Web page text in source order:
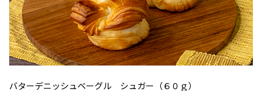
バターデニッシュベーグル シュガー（６０ｇ）